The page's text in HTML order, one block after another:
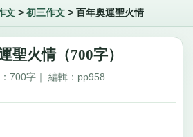
文> 初三作文> 百年奧運聖火情
聖火情（700字）
700字｜ 編輯：pp958